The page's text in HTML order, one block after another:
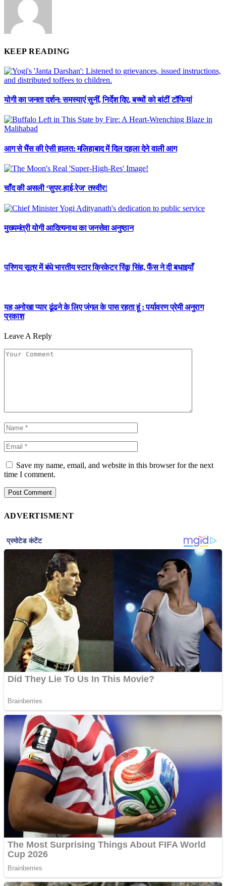
KEEP READING
योगी का जनता दर्शन: समस्याएं सुनीं, निर्देश दिए, बच्चों को बांटीं टॉफियां
आग से भैंस की ऐसी हालत: मलिहाबाद में दिल दहला देने वाली आग
चाँद की असली ‘सुपर-हाई-रेज’ तस्वीर!
मुख्यमंत्री योगी आदित्यनाथ का जनसेवा अनुष्ठान
परिणय सूत्र में बंधे भारतीय स्टार क्रिकेटर रिंकू सिंह, फैंस ने दी बधाइयाँ
यह अनोखा प्यार ढूंढने के लिए जंगल के पास रहता हूं : पर्यावरण प्रेमी अनुराग
प्रकाश
Leave A Reply
Save my name, email, and website in this browser for the next
time I comment.
ADVERTISMENT